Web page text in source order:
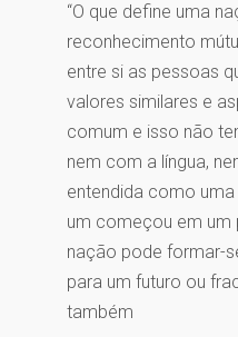
“O que define uma
reconhecimento
entre si as pessoas
valores similares e
comum e isso não
nem com a língua,
entendida como uma
um começou em um
nação pode formar-
para um futuro ou
também